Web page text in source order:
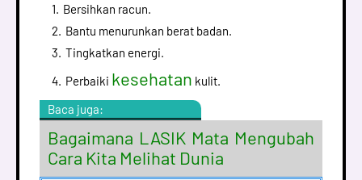
Bersihkan racun.
Bantu menurunkan berat badan.
Tingkatkan energi.
Perbaiki kesehatan kulit.
Baca juga:
Bagaimana LASIK Mata Mengubah
Cara Kita Melihat Dunia